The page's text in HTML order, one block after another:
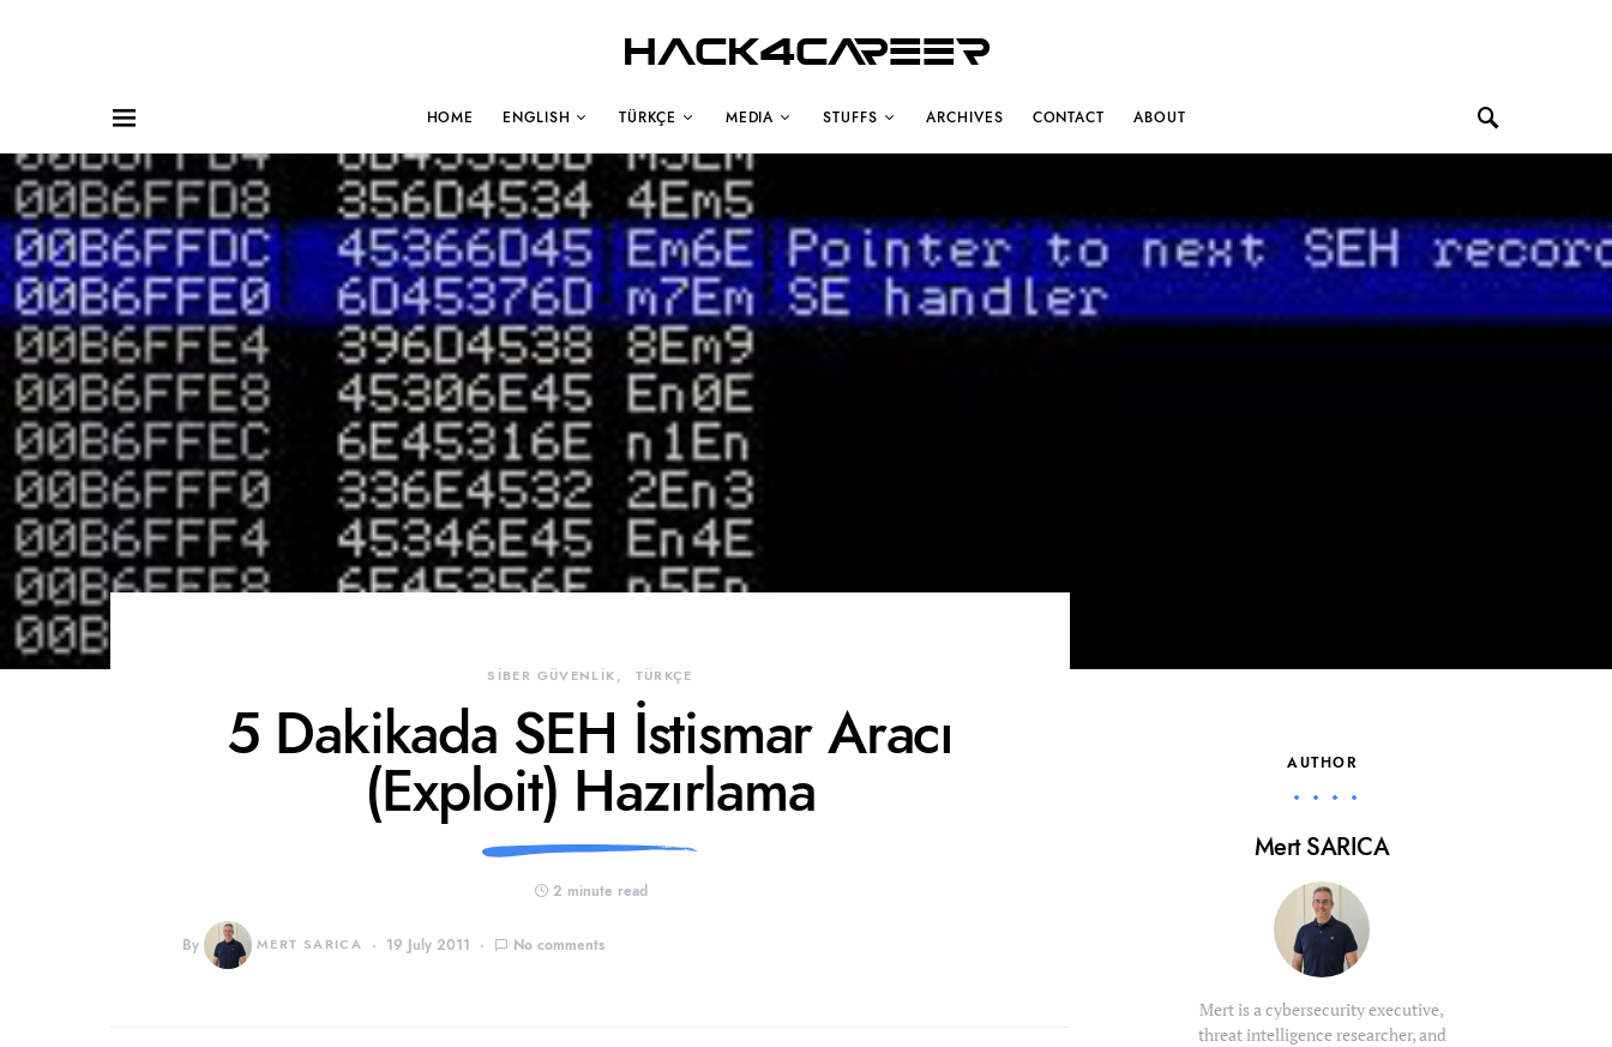
Hack4Career
HOME ENGLISH TÜRKÇE MEDIA STUFFS ARCHIVES CONTACT ABOUT
SİBER GÜVENLİK TÜRKÇE
5 Dakikada SEH İstismar Aracı
(Exploit) Hazırlama
2 minute read
By MERT SARICA 19 July 2011 No comments
AUTHOR
Mert SARICA
Mert is a cybersecurity executive,
threat intelligence researcher, and